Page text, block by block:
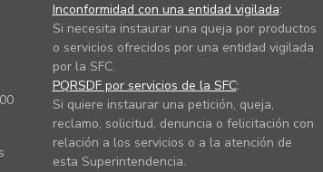
Inconformidad con una entidad vigilada:
Si necesita instaurar una queja por productos
o servicios ofrecidos por una entidad vigilada
por la SFC.
PQRSDF por servicios de la SFC:
Si quiere instaurar una petición, queja,
reclamo, solicitud, denuncia o felicitación con
relación a los servicios o a la atención de
esta Superintendencia.